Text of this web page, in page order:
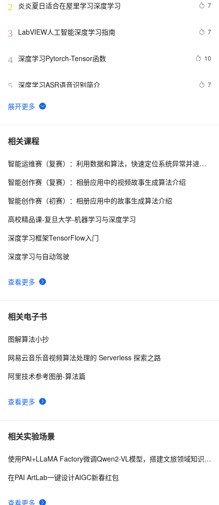
2 炎炎夏日适合在屋里学习深度学习 7
3 LabVIEW人工智能深度学习指南 7
4 深度学习Pytorch-Tensor函数 10
5 深度学习ASR语音识别简介 7
6
Kafka +深度学习+ MQTT搭建可扩展的物联网平台【附
7
8 深入理解深度学习中的卷积神经网络（CNN）：从原理到
习模型
10 深度学习中的图像风格迁移技术探析
相关课程
查看更多
智能运维赛（复赛）：利用数据和算法，快速定位系统异常并进行根因分析
智能创作赛（复赛）：相册应用中的视频故事生成算法介绍
智能创作赛（初赛）：相册应用中的故事生成算法介绍
高校精品课-复旦大学-机器学习与深度学习
深度学习框架TensorFlow入门
深度学习与自动驾驶
相关电子书
查看更多
图解算法小抄
网易云音乐音视频算法处理的 Serverless 探索之路
阿里技术参考图册-算法篇
相关实验场景
查看更多
使用PAI+LLaMA Factory微调Qwen2-VL模型，搭建文旅领域知识问答机器人
在PAI ArtLab一键设计AIGC新春红包